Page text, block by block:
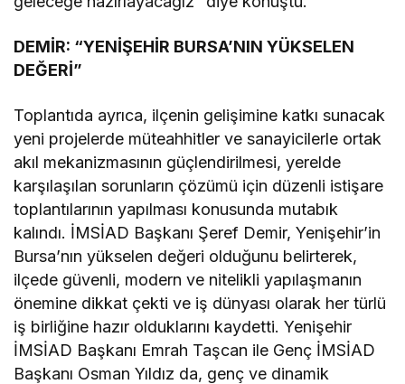
DEMİR: “YENİŞEHİR BURSA’NIN YÜKSELEN
DEĞERİ”
Toplantıda ayrıca, ilçenin gelişimine katkı sunacak
yeni projelerde müteahhitler ve sanayicilerle ortak
akıl mekanizmasının güçlendirilmesi, yerelde
karşılaşılan sorunların çözümü için düzenli istişare
toplantılarının yapılması konusunda mutabık
kalındı. İMSİAD Başkanı Şeref Demir, Yenişehir’in
Bursa’nın yükselen değeri olduğunu belirterek,
ilçede güvenli, modern ve nitelikli yapılaşmanın
önemine dikkat çekti ve iş dünyası olarak her türlü
iş birliğine hazır olduklarını kaydetti. Yenişehir
İMSİAD Başkanı Emrah Taşcan ile Genç İMSİAD
Başkanı Osman Yıldız da, genç ve dinamik